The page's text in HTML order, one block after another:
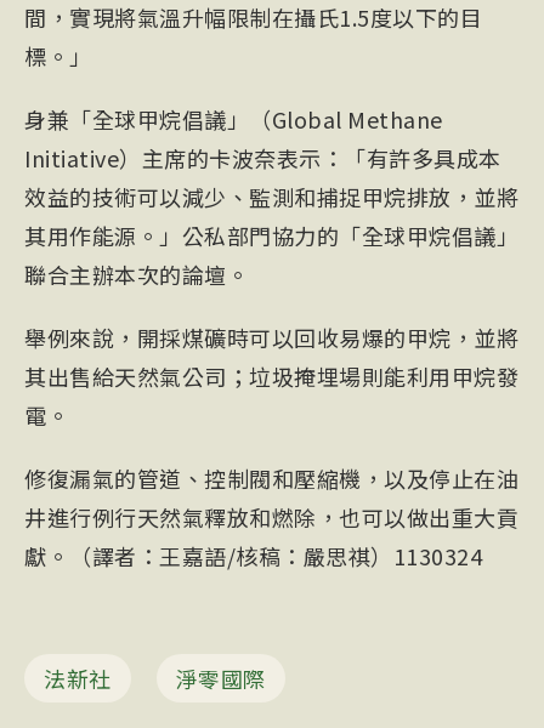
間，實現將氣溫升幅限制在攝氏1.5度以下的目
標。」
身兼「全球甲烷倡議」（Global Methane
Initiative）主席的卡波奈表示：「有許多具成本
效益的技術可以減少、監測和捕捉甲烷排放，並將
其用作能源。」公私部門協力的「全球甲烷倡議」
聯合主辦本次的論壇。
舉例來說，開採煤礦時可以回收易爆的甲烷，並將
其出售給天然氣公司；垃圾掩埋場則能利用甲烷發
電。
修復漏氣的管道、控制閥和壓縮機，以及停止在油
井進行例行天然氣釋放和燃除，也可以做出重大貢
獻。（譯者：王嘉語/核稿：嚴思祺）1130324
法新社 淨零國際